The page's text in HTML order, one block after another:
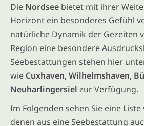
Die Nordsee bietet mit ihrer
Horizont ein besonderes Gefühl
natürliche Dynamik der Gezeiten
Region eine besondere
Seebestattungen stehen hier
wie Cuxhaven, Wilhelmshaven,
Neuharlingersiel zur Verfügung.
Im Folgenden sehen Sie eine
denen aus eine Seebestattung